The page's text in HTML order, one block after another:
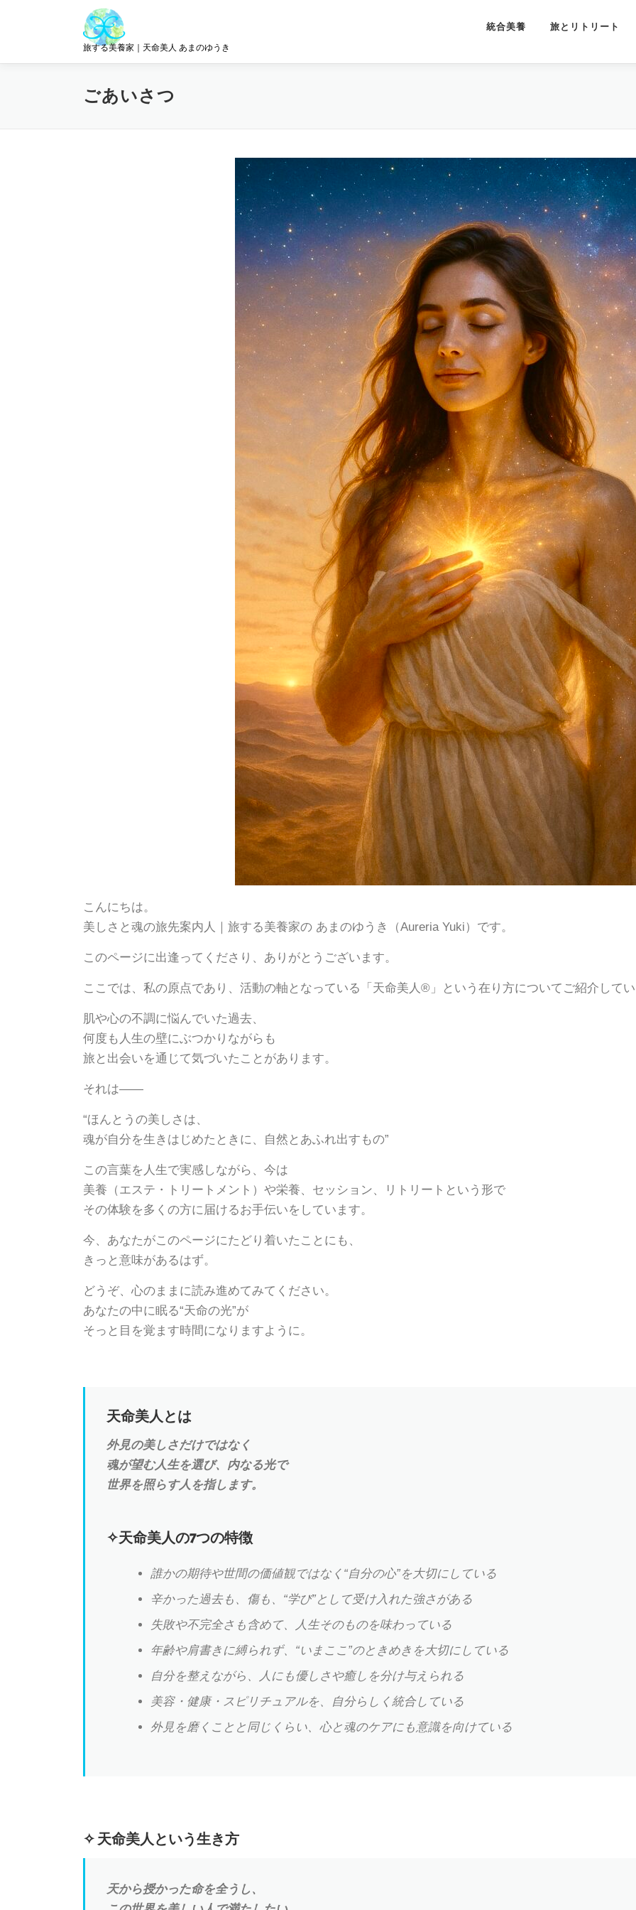
旅する美養家｜天命美人 あまのゆうき
統合美養 旅とリトリート
ごあいさつ
こんにちは。
美しさと魂の旅先案内人｜旅する美養家の あまのゆうき（Aureria Yuki）です。
このページに出逢ってくださり、ありがとうございます。
ここでは、私の原点であり、活動の軸となっている「天命美人®︎」という在り方についてご紹介して
肌や心の不調に悩んでいた過去、
何度も人生の壁にぶつかりながらも
旅と出会いを通じて気づいたことがあります。
それは——
“ほんとうの美しさは、
魂が自分を生きはじめたときに、自然とあふれ出すもの”
この言葉を人生で実感しながら、今は
美養（エステ・トリートメント）や栄養、セッション、リトリートという形で
その体験を多くの方に届けるお手伝いをしています。
今、あなたがこのページにたどり着いたことにも、
きっと意味があるはず。
どうぞ、心のままに読み進めてみてください。
あなたの中に眠る“天命の光”が
そっと目を覚ます時間になりますように。
天命美人とは
外見の美しさだけではなく
魂が望む人生を選び、内なる光で
世界を照らす人を指します。
✧天命美人の7つの特徴
誰かの期待や世間の価値観ではなく“自分の心”を大切にしている
辛かった過去も、傷も、“学び”として受け入れた強さがある
失敗や不完全さも含めて、人生そのものを味わっている
年齢や肩書きに縛られず、“いまここ”のときめきを大切にしている
自分を整えながら、人にも優しさや癒しを分け与えられる
美容・健康・スピリチュアルを、自分らしく統合している
外見を磨くことと同じくらい、心と魂のケアにも意識を向けている
✧ 天命美人という生き方
天から授かった命を全うし、